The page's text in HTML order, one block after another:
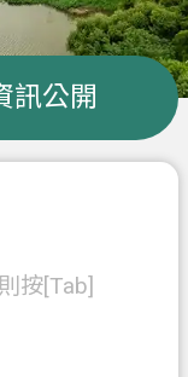
訊公開
按[Tab]